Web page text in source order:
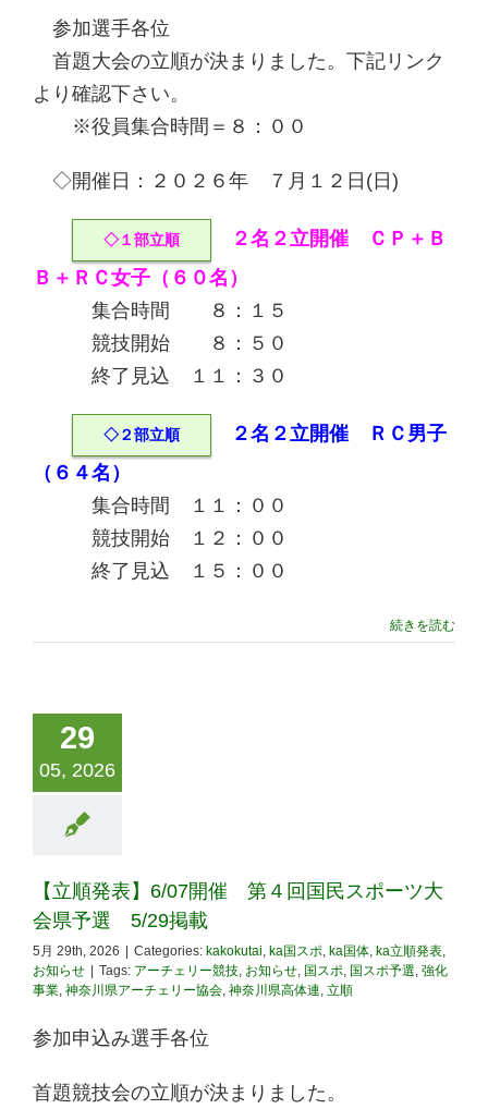
参加選手各位
首題大会の立順が決まりました。下記リンク
より確認下さい。
※役員集合時間＝８：００
◇開催日：２０２６年 ７月１２日(日)
◇１部立順
２名２立開催 ＣＰ＋Ｂ
Ｂ＋ＲＣ女子（６０名）
集合時間 ８：１５
競技開始 ８：５０
終了見込 １１：３０
◇２部立順
２名２立開催 ＲＣ男子
（６４名）
集合時間 １１：００
競技開始 １２：００
終了見込 １５：００
続きを読む
29
05, 2026
【立順発表】6/07開催 第４回国民スポーツ大
会県予選 5/29掲載
5月 29th, 2026 Categories: kakokutai, ka国スポ, ka国体, ka立順発表,
お知らせ
Tags: アーチェリー競技, お知らせ, 国スポ, 国スポ予選, 強化
事業, 神奈川県アーチェリー協会, 神奈川県高体連, 立順
参加申込み選手各位
首題競技会の立順が決まりました。